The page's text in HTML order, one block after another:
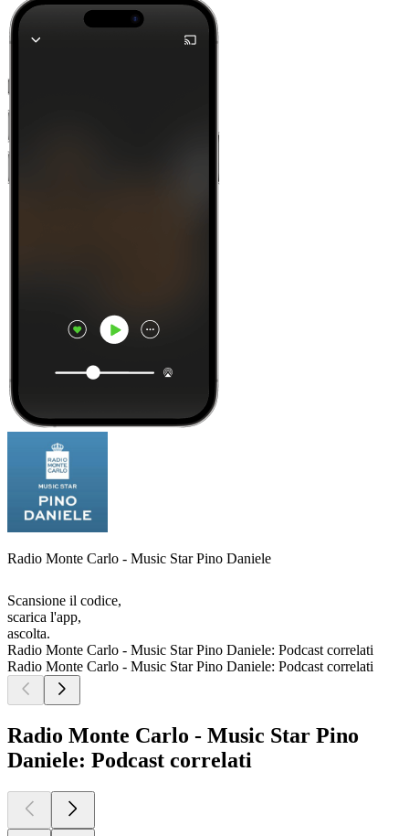
Radio Monte Carlo - Music Star Pino Daniele
Scansione il codice,
scarica l'app,
ascolta.
Radio Monte Carlo - Music Star Pino Daniele: Podcast correlati
Radio Monte Carlo - Music Star Pino Daniele: Podcast correlati
Radio Monte Carlo - Music Star Pino
Daniele: Podcast correlati